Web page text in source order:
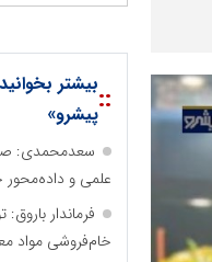
::بیشتر
پیشرو»
سعدمحمدی:
علمی و
فرماندار
خام‌فروشی مواد